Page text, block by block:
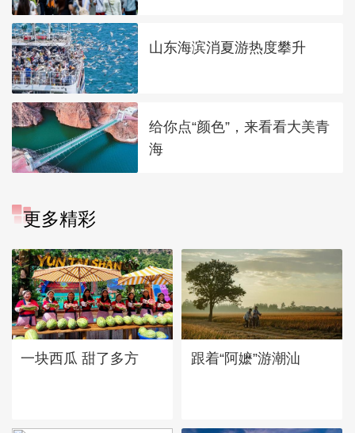
山东海滨消夏游热度攀升
给你点“颜色”，来看看大美青
海
更多精彩
一块西瓜 甜了多方 跟着“阿嬷”游潮汕